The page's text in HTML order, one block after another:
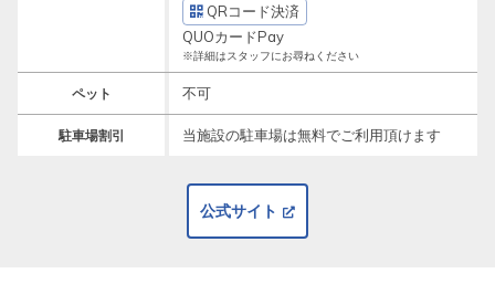
QRコード決済
QUOカードPay
※詳細はスタッフにお尋ねください
ペット 不可
駐車場割引 当施設の駐車場は無料でご利用頂けます
公式サイト